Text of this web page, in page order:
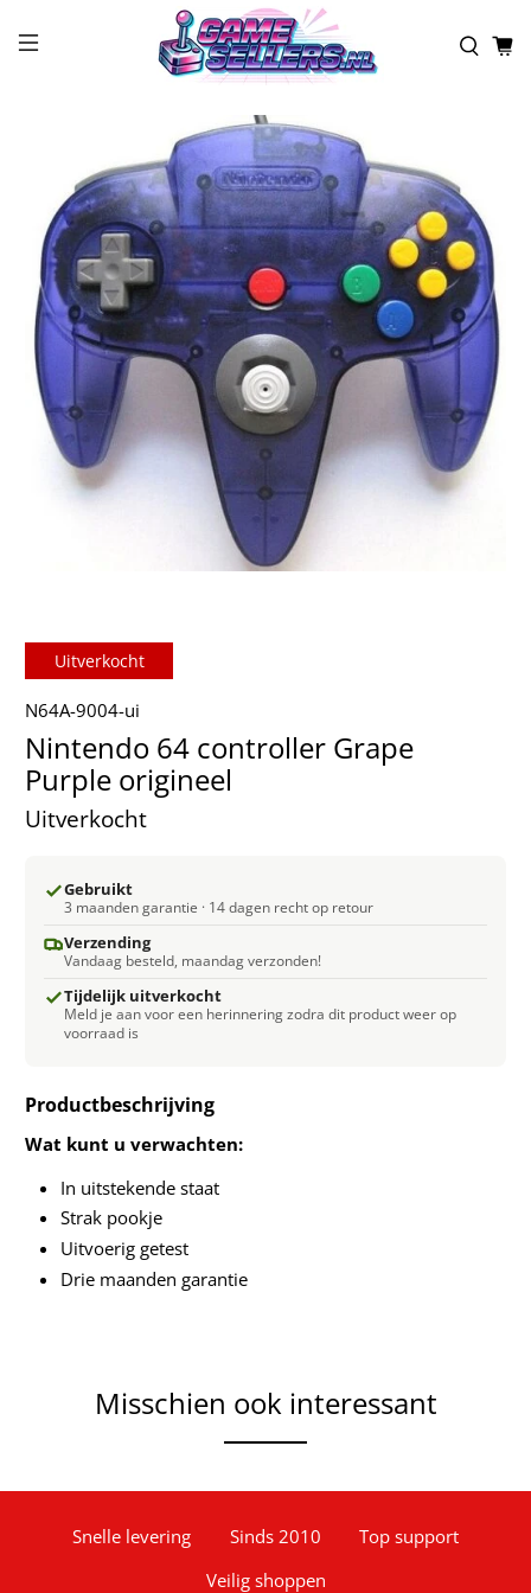
Uitverkocht
N64A-9004-ui
Nintendo 64 controller Grape
Purple origineel
Uitverkocht
Gebruikt
3 maanden garantie · 14 dagen recht op retour
Verzending
Vandaag besteld, maandag verzonden!
Tijdelijk uitverkocht
Meld je aan voor een herinnering zodra dit product weer op
voorraad is
Productbeschrijving
Wat kunt u verwachten:
In uitstekende staat
Strak pookje
Uitvoerig getest
Drie maanden garantie
Misschien ook interessant
Snelle levering Sinds 2010
Top support
Veilig shoppen